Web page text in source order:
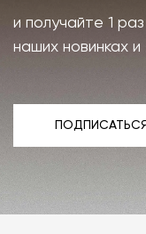
и получайте 1
наших новинках
ПОДПИСАТЬСЯ